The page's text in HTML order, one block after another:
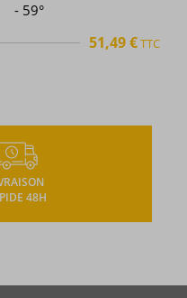
+
32,39 €TTC
48H